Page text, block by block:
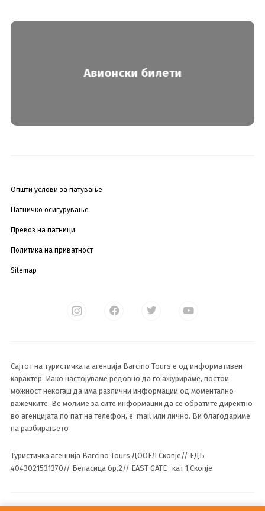
Авионски билети
Општи услови за патување
Патничко осигурување
Превоз на патници
Политика на приватност
Sitemap
Сајтот на туристичката агенција Barcino Tours е од информативен
карактер. Иако настојуваме редовно да го ажурираме, постои
можност некогаш да има различни информации од моментално
важечките. Ве молиме за сите информации да се обратите директно
во агенцијата по пат на телефон, e-mail или лично. Ви благодариме
на разбирањето
Туристичка агенција Barcino Tours ДООЕЛ Скопје// ЕДБ
4043021531370// Беласица бр.2// EAST GATE -кат 1,Скопје